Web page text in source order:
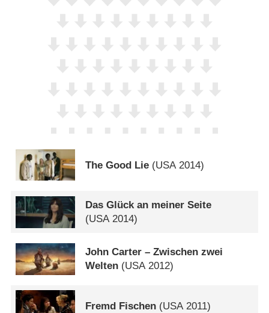
The Good Lie (USA 2014)
Das Glück an meiner Seite
(USA2014)
John Carter – Zwischen zwei
Welten (USA2012)
Fremd Fischen (USA2011)